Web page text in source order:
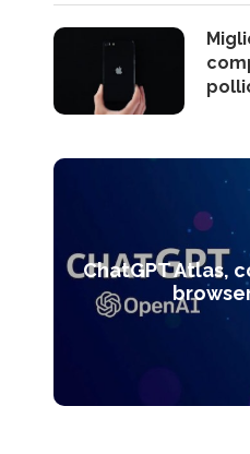
ChatGPT Atlas,